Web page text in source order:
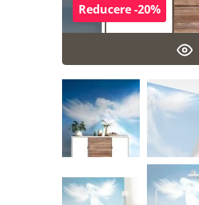
Reducere -20%